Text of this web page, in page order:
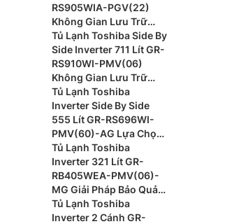
RS905WIA-PGV(22)
Không Gian Lưu Trữ
Rộng Lớn Cho Gia Đình
Tủ Lạnh Toshiba Side By
Side Inverter 711 Lít GR-
RS910WI-PMV(06)
Không Gian Lưu Trữ
Rộng Lớn, Công Nghệ
Hiện Đại
Tủ Lạnh Toshiba
Inverter Side By Side
555 Lít GR-RS696WI-
PMV(60)-AG Lựa Chọn
Hoàn Hảo Cho Gia Đình
Hiện Đại
Tủ Lạnh Toshiba
Inverter 321 Lít GR-
RB405WEA-PMV(06)-
MG Giải Pháp Bảo Quản
Thực Phẩm Hiện Đại Cho
Gia Đình
Tủ Lạnh Toshiba
Inverter 2 Cánh GR-